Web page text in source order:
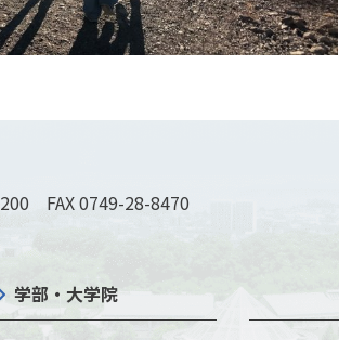
FAX 0749-28-8470
学部・大学院